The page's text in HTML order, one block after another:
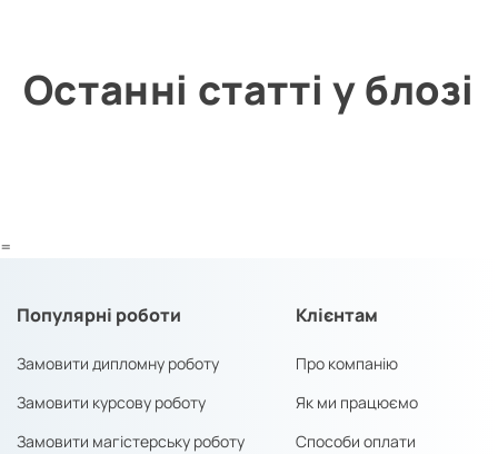
Останні статті у блозі
=
Популярні роботи
Замовити дипломну роботу
Замовити курсову роботу
Замовити магістерську роботу
Клієнтам
Про компанію
Як ми працюємо
Способи оплати